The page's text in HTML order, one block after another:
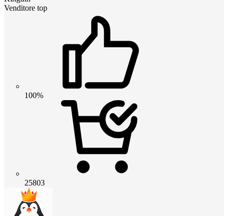
Venditore top
100%
25803